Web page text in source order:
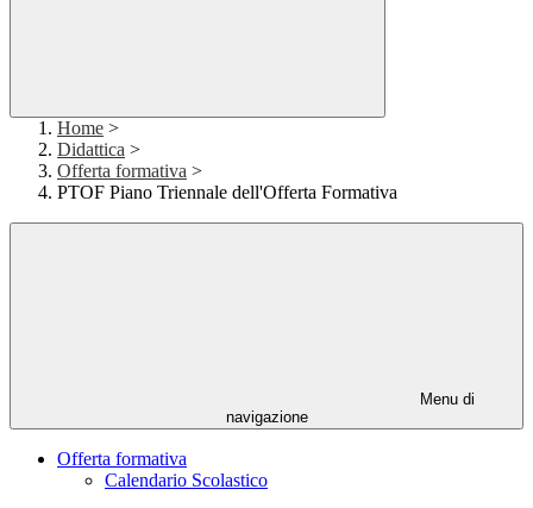
Home >
Didattica >
Offerta formativa >
PTOF Piano Triennale dell'Offerta Formativa
Menu di
navigazione
Offerta formativa
Calendario Scolastico